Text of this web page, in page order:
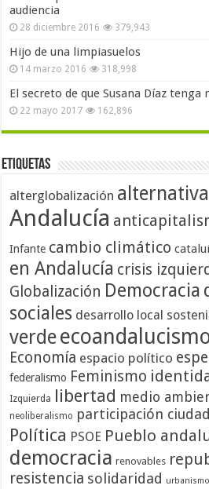
audiencia
28 diciembre 2016 379,943
Hijo de una limpiasuelos
14 marzo 2016 318,998
El secreto de que Susana Díaz tenga
22 mayo 2017 162,896
Etiquetas
alterglobalización alternativa
Andalucía
Infante cambio climático
en Andalucía crisis
Globalización Democracia
sociales desarrollo local
verde
Economía espacio político
federalismo Feminismo
Izquierda libertad medio
neoliberalismo participación
Política PSOE Pueblo
democracia renovables
resistencia solidaridad